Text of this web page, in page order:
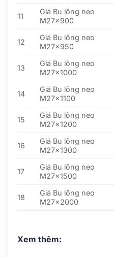
11
Giá Bu lông neo
M27x900
12
Giá Bu lông neo
M27x950
13
Giá Bu lông neo
M27x1000
14
Giá Bu lông neo
M27x1100
15
Giá Bu lông neo
M27x1200
16
Giá Bu lông neo
M27x1300
17
Giá Bu lông neo
M27x1500
18
Giá Bu lông neo
M27x2000
Xem thêm: